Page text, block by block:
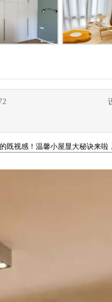
既视感！温馨小屋显大秘诀来啦